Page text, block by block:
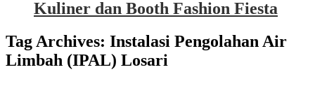
Kuliner dan Booth Fashion Fiesta
Tag Archives: Instalasi Pengolahan Air
Limbah (IPAL) Losari